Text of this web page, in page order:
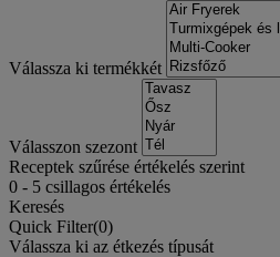
Válassza ki termékkét
Válasszon szezont
Receptek szűrése értékelés szerint
0 - 5 csillagos értékelés
Keresés
Quick Filter(0)
Válassza ki az étkezés típusát